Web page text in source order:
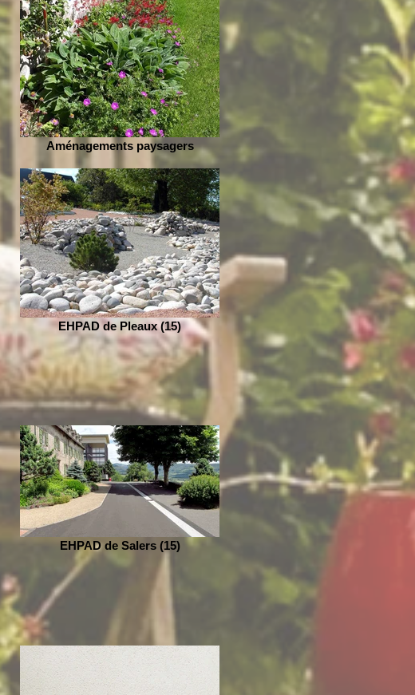
Aménagements paysagers
EHPAD de Pleaux (15)
EHPAD de Salers (15)